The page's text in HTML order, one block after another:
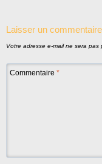
Laisser un commentaire
Votre adresse e-mail ne sera pas
Commentaire *